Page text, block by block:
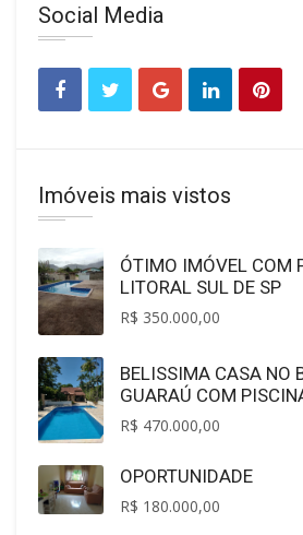
Social Media
Imóveis mais vistos
ÓTIMO IMÓVEL COM
LITORAL SUL DE SP
R$ 350.000,00
BELISSIMA CASA NO
GUARAÚ COM
R$ 470.000,00
OPORTUNIDADE
R$ 180.000,00